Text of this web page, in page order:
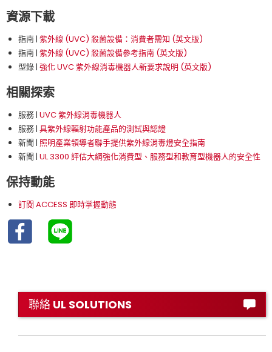
資源下載
指南 | 紫外線 (UVC) 殺菌設備：消費者需知 (英文版)
指南 | 紫外線 (UVC) 殺菌設備參考指南 (英文版)
型錄 | 強化 UVC 紫外線消毒機器人新要求說明 (英文版)
相關探索
服務 | UVC 紫外線消毒機器人
服務 | 具紫外線輻射功能產品的測試與認證
新聞 | 照明產業領導者聯手提供紫外線消毒燈安全指南
新聞 | UL 3300 評估大綱強化消費型、服務型和教育型機器人的安全性
保持動能
訂閱 ACCESS 即時掌握動態
聯絡 UL SOLUTIONS